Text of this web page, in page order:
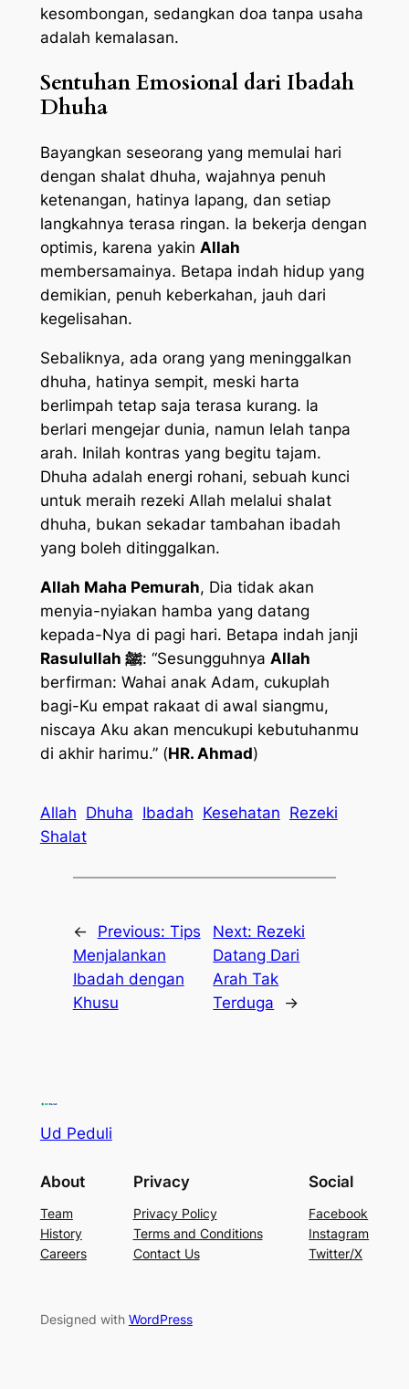
kesombongan, sedangkan doa tanpa usaha
adalah kemalasan.
Sentuhan Emosional dari Ibadah
Dhuha
Bayangkan seseorang yang memulai hari
dengan shalat dhuha, wajahnya penuh
ketenangan, hatinya lapang, dan setiap
langkahnya terasa ringan. Ia bekerja dengan
optimis, karena yakin Allah
membersamainya. Betapa indah hidup yang
demikian, penuh keberkahan, jauh dari
kegelisahan.
Sebaliknya, ada orang yang meninggalkan
dhuha, hatinya sempit, meski harta
berlimpah tetap saja terasa kurang. Ia
berlari mengejar dunia, namun lelah tanpa
arah. Inilah kontras yang begitu tajam.
Dhuha adalah energi rohani, sebuah kunci
untuk meraih rezeki Allah melalui shalat
dhuha, bukan sekadar tambahan ibadah
yang boleh ditinggalkan.
Allah Maha Pemurah, Dia tidak akan
menyia-nyiakan hamba yang datang
kepada-Nya di pagi hari. Betapa indah janji
Rasulullah ﷺ: “Sesungguhnya Allah
berfirman: Wahai anak Adam, cukuplah
bagi-Ku empat rakaat di awal siangmu,
niscaya Aku akan mencukupi kebutuhanmu
di akhir harimu.” (HR. Ahmad)
Allah Dhuha Ibadah Kesehatan Rezeki
Shalat
← Previous: Tips
Menjalankan
Ibadah dengan
Khusu
Next: Rezeki
Datang Dari
Arah Tak
Terduga
→
Ud Peduli
About
Team
History
Careers
Privacy
Privacy Policy
Terms and Conditions
Contact Us
Social
Facebook
Instagram
Twitter/X
Designed with WordPress